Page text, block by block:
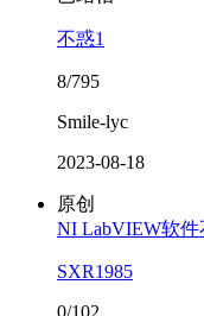
不惑1
8/795
Smile-lyc
2023-08-18
原创
NI LabVIEW软
SXR1985
0/102